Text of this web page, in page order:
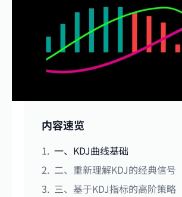
内容速览
一、KDJ曲线基础
二、重新理解KDJ的经典信号
三、基于KDJ指标的高阶策略